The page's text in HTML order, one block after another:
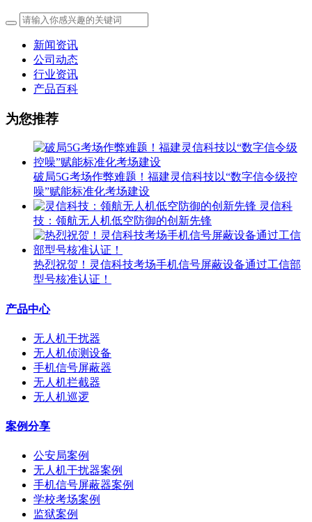
新闻资讯
公司动态
行业资讯
产品百科
为您推荐
破局5G考场作弊难题！福建灵信科技以“数字信令级控
噪”赋能标准化考场建设
灵信科
技：领航无人机低空防御的创新先锋
热烈祝贺！灵信科技考场手机信号屏蔽设备通过工信部
型号核准认证！
产品中心
无人机干扰器
无人机侦测设备
手机信号屏蔽器
无人机拦截器
无人机巡逻
案例分享
公安局案例
无人机干扰器案例
手机信号屏蔽器案例
学校考场案例
监狱案例